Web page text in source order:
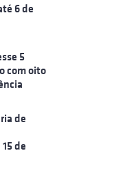
6 de
5
com oito
de
de